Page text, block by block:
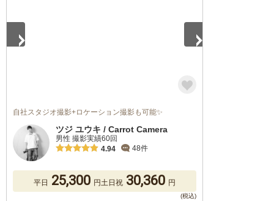
自社スタジオ撮影+ロケーション撮影も可能✨
ツジ ユウキ / Carrot Camera
男性 撮影実績60回
4.94
48件
平日 25,300 円土日祝 30,360 円